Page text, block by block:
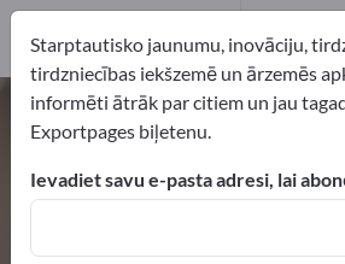
Pielīpošie magnēti –
ražotājus un
Starptautisko jaunumu, inovāciju,
tirdzniecības iekšzemē un ārzemēs
informēti ātrāk par citiem un jau
Exportpages biļetenu.
Ievadiet savu e-pasta adresi, lai